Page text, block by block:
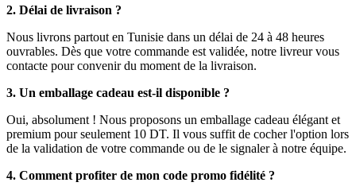
2. Délai de livraison ?
Nous livrons partout en Tunisie dans un délai de 24 à 48 heures
ouvrables. Dès que votre commande est validée, notre livreur vous
contacte pour convenir du moment de la livraison.
3. Un emballage cadeau est-il disponible ?
Oui, absolument ! Nous proposons un emballage cadeau élégant et
premium pour seulement 10 DT. Il vous suffit de cocher l'option lors
de la validation de votre commande ou de le signaler à notre équipe.
4. Comment profiter de mon code promo fidélité ?